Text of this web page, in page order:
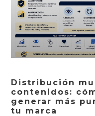
Distribución
contenidos:
generar más
tu marca